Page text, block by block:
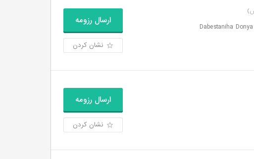
ارسال رزومه
نشان کردن
ارسال رزومه
نشان کردن